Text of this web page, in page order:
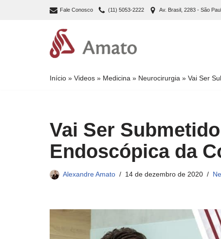
Fale Conosco (11) 5053-2222 Av. Brasil, 2283 - São
Início » Videos » Medicina » Neurocirurgia » Vai Ser
Vai Ser
Endoscópica da
Alexandre Amato 14 de dezembro de 2020